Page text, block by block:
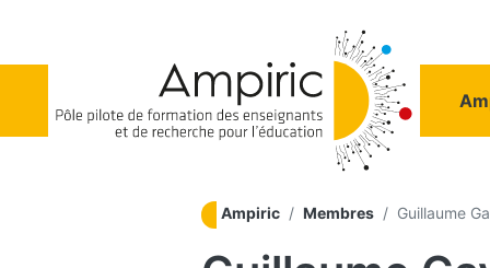
Ampiric Membres Guillaume